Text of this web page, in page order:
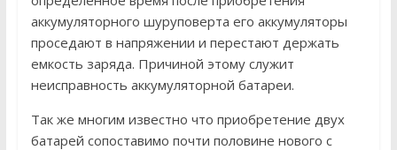
аккумуляторного шуруповерта его аккумуляторы
проседают в напряжении и перестают держать
емкость заряда. Причиной этому служит
неисправность аккумуляторной батареи.
Так же многим известно что приобретение двух
батарей сопоставимо почти половине нового с